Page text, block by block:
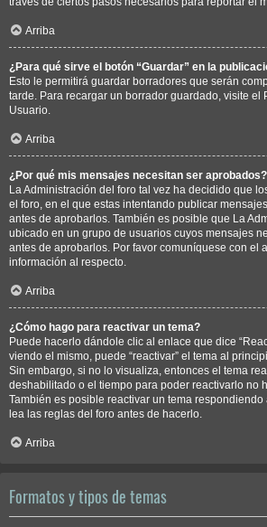
Arriba
¿Para qué sirve el botón “Guardar” en la
Esto le permitirá guardar borradores que serán
tarde. Para recargar un borrador guardado, visite el
Usuario.
Arriba
¿Por qué mis mensajes necesitan ser aprobados?
La Administración del foro tal vez ha decidido que
el foro, en el que estas intentando publicar
antes de aprobarlos. También es posible que La
ubicado en un grupo de usuarios cuyos mensajes
antes de aprobarlos. Por favor comuníquese con el
información al respecto.
Arriba
¿Cómo hago para reactivar un tema?
Puede hacerlo dándole clic al enlace que dice
viendo el mismo, puede “reactivar” el tema al
Sin embargo, si no lo visualiza, entonces el tema
deshabilitado o el tiempo para poder reactivarlo no
También es posible reactivar un tema respondiendo
lea las reglas del foro antes de hacerlo.
Arriba
Formatos y tipos de temas